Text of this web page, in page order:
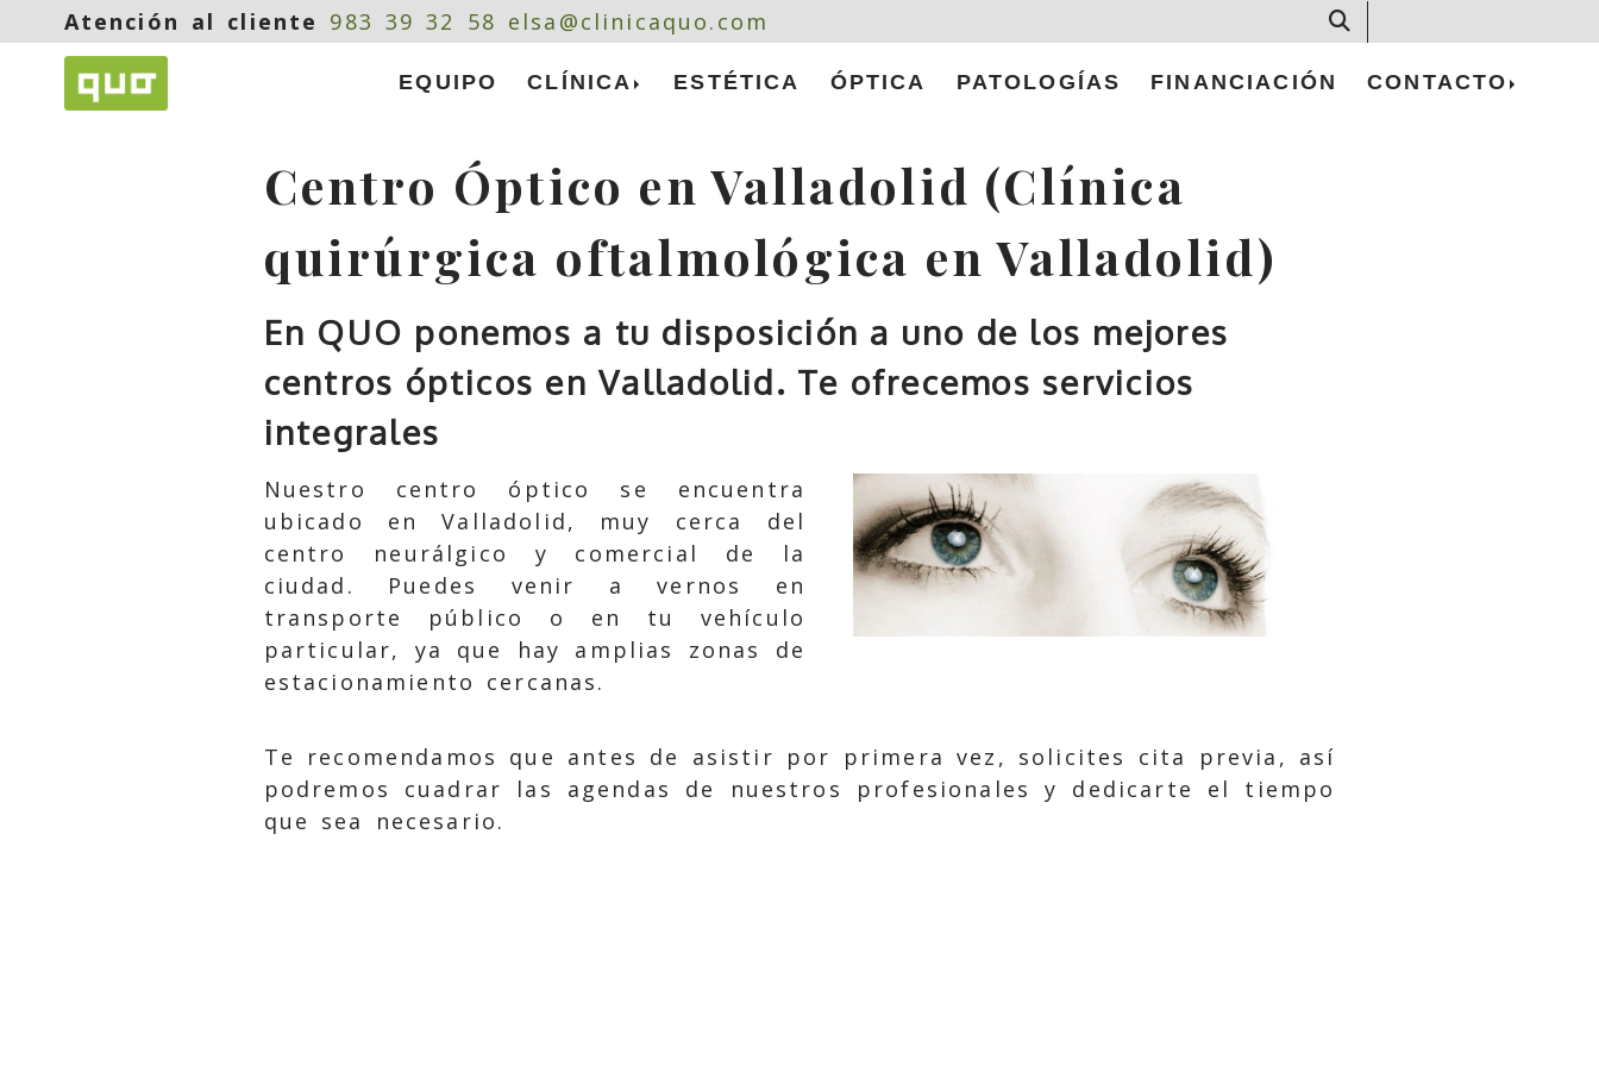
Atención al cliente 983 39 32 58 elsa clinicaquo.com
EQUIPO CLÍNICA ESTÉTICA ÓPTICA PATOLOGÍAS FINANCIACIÓN CONTACTO
Centro Óptico en Valladolid (Clínica
quirúrgica oftalmológica en Valladolid)
En QUO ponemos a tu disposición a uno de los mejores
centros ópticos en Valladolid. Te ofrecemos servicios
integrales
Nuestro centro óptico se encuentra
ubicado en Valladolid, muy cerca del
centro neurálgico y comercial de la
ciudad. Puedes venir a vernos en
transporte público o en tu vehículo
particular, ya que hay amplias zonas de
estacionamiento cercanas.
Te recomendamos que antes de asistir por primera vez, solicites cita previa, así
podremos cuadrar las agendas de nuestros profesionales y dedicarte el tiempo
que sea necesario.